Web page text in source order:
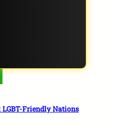
Friendly Nations